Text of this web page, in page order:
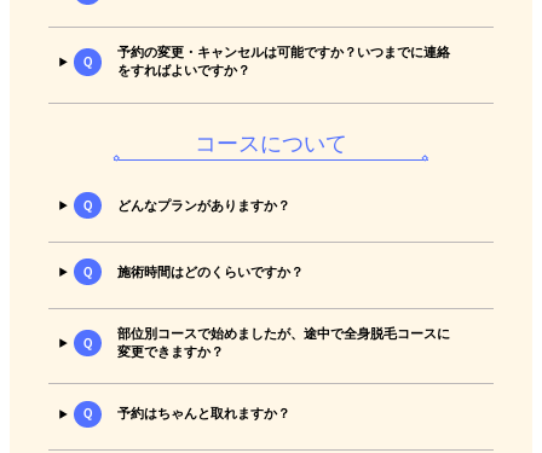
Ｑ
予約の変更・キャンセルは可能ですか？いつまでに連絡
をすればよいですか？
コースについて
Ｑ どんなプランがありますか？
Ｑ 施術時間はどのくらいですか？
Ｑ
部位別コースで始めましたが、途中で全身脱毛コースに
変更できますか？
Ｑ 予約はちゃんと取れますか？